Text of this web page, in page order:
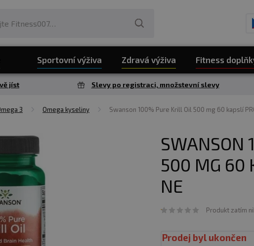
Sportovní výživa Zdravá výživa Fitness
jíst Slevy po registraci, množstevní slevy
3 Omega kyseliny Swanson 100% Pure Krill Oil 500 mg 60 kapslí
SWANSON
500 MG 60
NE
Produkt zatím
Prodej byl ukončen